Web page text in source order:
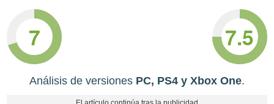
7 7.5
Análisis de versiones PC, PS4 y Xbox One.